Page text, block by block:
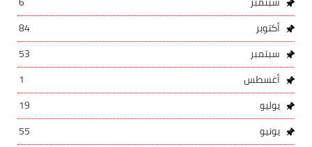
أكتوبر
84
سبتمبر
53
أغسطس
1
يوليو
19
يونيو
55